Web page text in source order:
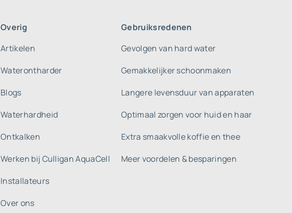
Overig
Artikelen
Waterontharder
Blogs
Waterhardheid
Ontkalken
Werken bij Culligan AquaCell
Installateurs
Over ons
Gebruiksredenen
Gevolgen van hard water
Gemakkelijker schoonmaken
Langere levensduur van apparaten
Optimaal zorgen voor huid en haar
Extra smaakvolle koffie en thee
Meer voordelen & besparingen